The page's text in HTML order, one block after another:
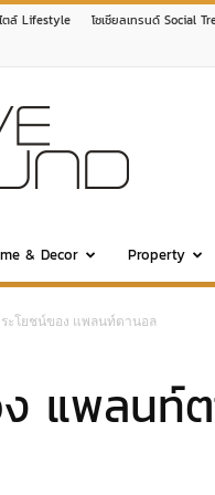
ตล์ Lifestyle โซเชียลเทรนด์ Social
& Decor Property
ะโยชน์ของ แพลนท์ตานอล
ง แพลนท์